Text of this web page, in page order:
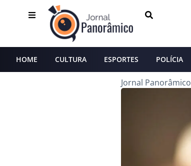
HOME CULTURA ESPORTES POLÍCIA
Jornal Panorâmico